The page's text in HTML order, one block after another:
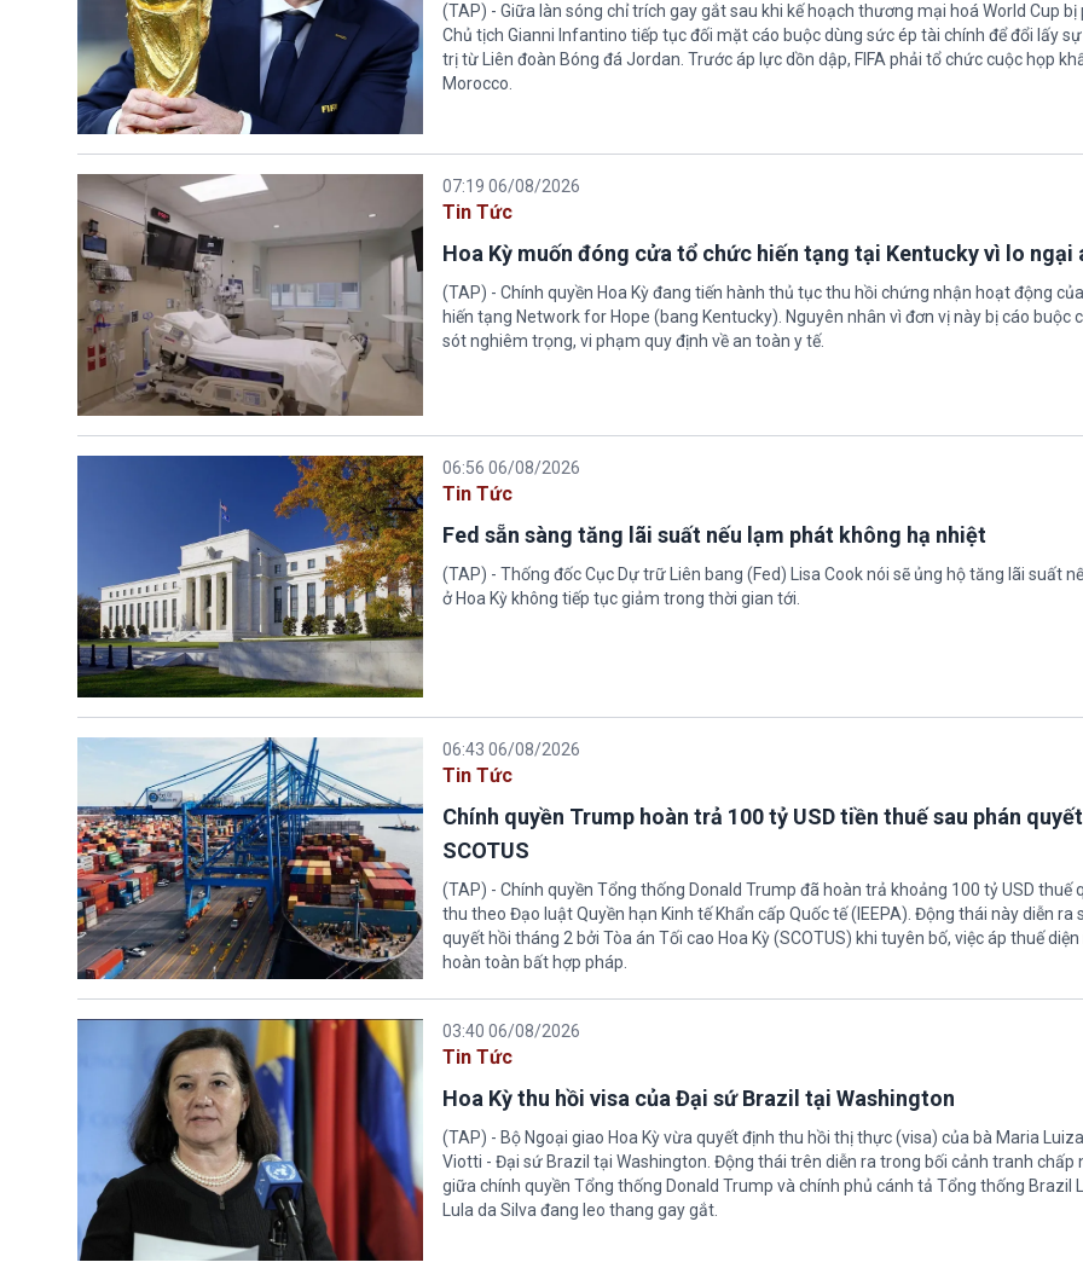
(TAP) - Giữa làn sóng chỉ trích gay gắt sau khi kế hoạch thương mại hoá World Cup bị
Chủ tịch Gianni Infantino tiếp tục đối mặt cáo buộc dùng sức ép tài chính để đổi lấy
trị từ Liên đoàn Bóng đá Jordan. Trước áp lực dồn dập, FIFA phải tổ chức cuộc họp
Morocco.
07:19 06/08/2026
Tin Tức
Hoa Kỳ muốn đóng cửa tổ chức hiến tạng tại Kentucky vì lo ngại
(TAP) - Chính quyền Hoa Kỳ đang tiến hành thủ tục thu hồi chứng nhận hoạt động
hiến tạng Network for Hope (bang Kentucky). Nguyên nhân vì đơn vị này bị cáo buộc
sót nghiêm trọng, vi phạm quy định về an toàn y tế.
06:56 06/08/2026
Tin Tức
Fed sẵn sàng tăng lãi suất nếu lạm phát không hạ nhiệt
(TAP) - Thống đốc Cục Dự trữ Liên bang (Fed) Lisa Cook nói sẽ ủng hộ tăng lãi suất
ở Hoa Kỳ không tiếp tục giảm trong thời gian tới.
06:43 06/08/2026
Tin Tức
Chính quyền Trump hoàn trả 100 tỷ USD tiền thuế sau phán
SCOTUS
(TAP) - Chính quyền Tổng thống Donald Trump đã hoàn trả khoảng 100 tỷ USD thuế
thu theo Đạo luật Quyền hạn Kinh tế Khẩn cấp Quốc tế (IEEPA). Động thái này diễn ra
quyết hồi tháng 2 bởi Tòa án Tối cao Hoa Kỳ (SCOTUS) khi tuyên bố, việc áp thuế diện
hoàn toàn bất hợp pháp.
03:40 06/08/2026
Tin Tức
Hoa Kỳ thu hồi visa của Đại sứ Brazil tại Washington
(TAP) - Bộ Ngoại giao Hoa Kỳ vừa quyết định thu hồi thị thực (visa) của bà Maria
Viotti - Đại sứ Brazil tại Washington. Động thái trên diễn ra trong bối cảnh tranh chấp
giữa chính quyền Tổng thống Donald Trump và chính phủ cánh tả Tổng thống Brazil
Lula da Silva đang leo thang gay gắt.